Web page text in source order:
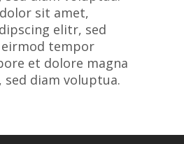
sit amet,
elitr, sed
tempor
et dolore magna
sed diam voluptua.